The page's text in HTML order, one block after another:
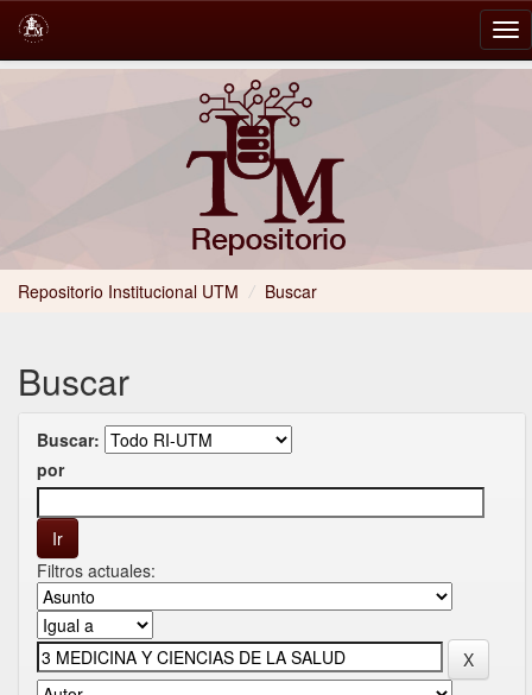
Repositorio Institucional UTM / Buscar
Buscar
Buscar:
por
Filtros actuales: